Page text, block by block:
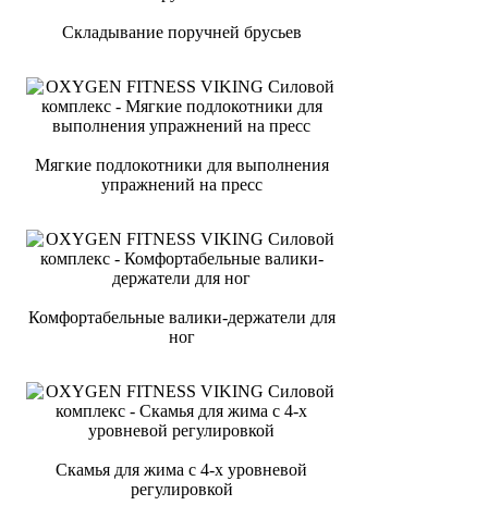
Складывание поручней брусьев
Мягкие подлокотники для выполнения
упражнений на пресс
Комфортабельные валики-держатели для
ног
Скамья для жима с 4-х уровневой
регулировкой